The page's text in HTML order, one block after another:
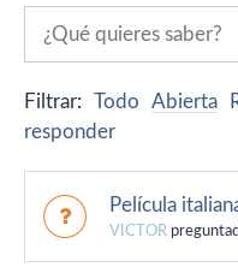
Filtrar: Todo Abierta
responder
Película
VICTOR